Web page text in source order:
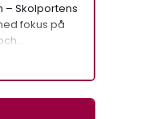
– Skolportens
fokus på